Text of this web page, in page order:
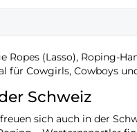
Ropes (Lasso), Roping-
für Cowgirls, Cowboys
Schweiz
sich auch in der